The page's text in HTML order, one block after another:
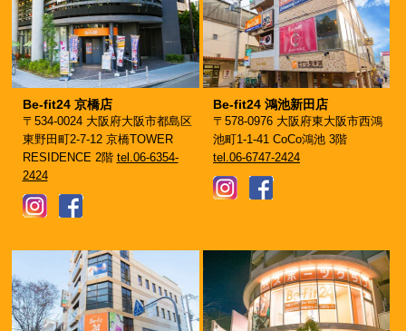
Be-fit24 京橋店
〒534-0024 大阪府大阪市都島区
東野田町2-7-12 京橋TOWER
RESIDENCE 2階 tel.06-6354-
2424
Be-fit24 鴻池新田店
〒578-0976 大阪府東大阪市西鴻
池町1-1-41 CoCo鴻池 3階
tel.06-6747-2424